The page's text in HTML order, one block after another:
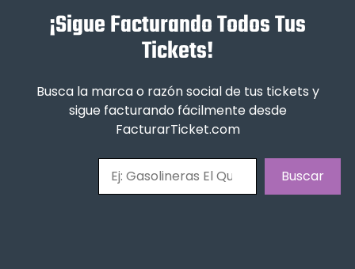
¡Sigue Facturando Todos Tus
Tickets!
Busca la marca o razón social de tus tickets y
sigue facturando fácilmente desde
FacturarTicket.com
Buscar
Buscar